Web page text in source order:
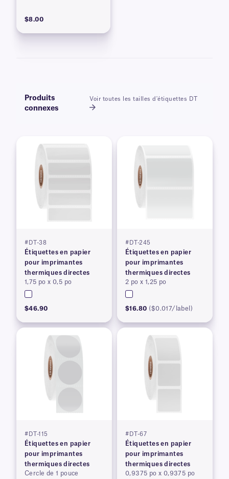
$8.00
Produits
connexes
Voir toutes les tailles d'étiquettes DT
#DT-38
Étiquettes en papier
pour imprimantes
thermiques directes
1,75 po x 0,5 po
$46.90
#DT-245
Étiquettes en papier
pour imprimantes
thermiques directes
2 po x 1,25 po
$16.80 ($0.017/label)
#DT-115
Étiquettes en papier
pour imprimantes
thermiques directes
Cercle de 1 pouce
#DT-67
Étiquettes en papier
pour imprimantes
thermiques directes
0,9375 po x 0,9375 po